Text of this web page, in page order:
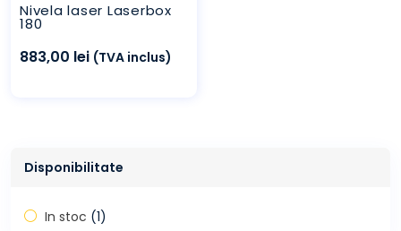
Nivela laser Laserbox
180
883,00 lei (TVA inclus)
Disponibilitate
In stoc (1)